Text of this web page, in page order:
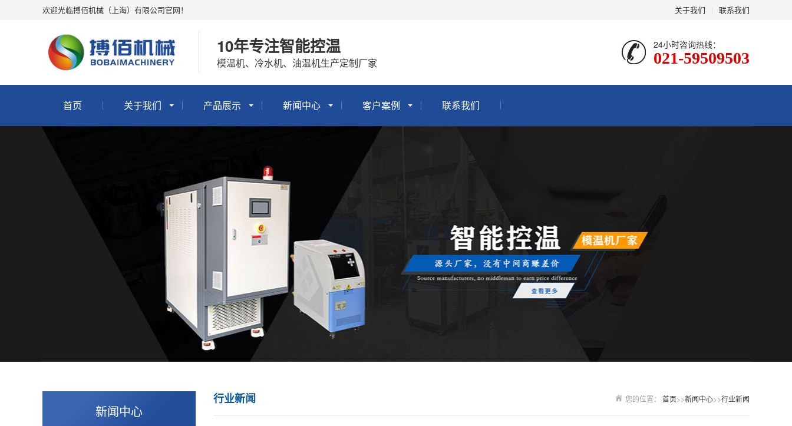
关于我们 联系我们
欢迎光临搏佰机械（上海）有限公司官网！
10年专注智能控温
模温机、冷水机、油温机生产定制厂家
24小时咨询热线：
021-59509503
首页 关于我们 产品展示 新闻中心 客户案例 联系我们
新闻中心
您的位置： 首页>>新闻中心>>行业新闻
行业新闻